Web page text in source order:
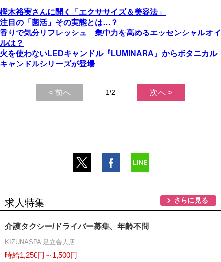
樫木裕実さんに聞く「エクササイズ＆美容法」
注目の「菌活」その実態とは…？
香りで気分リフレッシュ 集中力を高めるエッセンシャルオイ
ルは？
火を使わないLEDキャンドル『LUMINARA』からボタニカル
キャンドルシリーズが登場
< 前へ 1/2 次へ >
求人特集 さらに見る
介護タクシー/ドライバー募集、年齢不問
KIZUNASPA 足立舎人店
時給1,250円～1,500円